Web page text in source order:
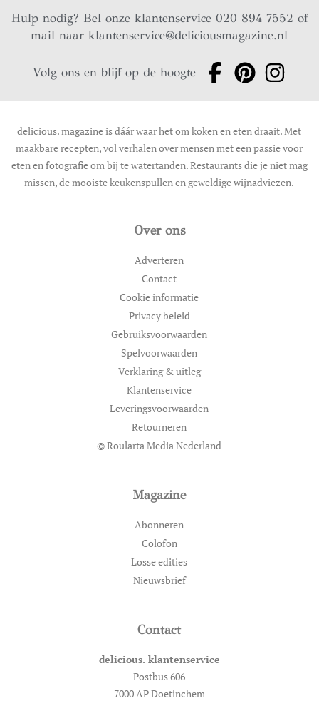
Hulp nodig? Bel onze klantenservice 020 894 7552 of
mail naarklantenservice@deliciousmagazine.nl
Volg ons en blijf op de hoogte
delicious. magazine is dáár waar het om koken en eten draait. Met
maakbare recepten, vol verhalen over mensen met een passie voor
eten en fotografie om bij te watertanden. Restaurants die je niet mag
missen, de mooiste keukenspullen en geweldige wijnadviezen.
Over ons
Adverteren
Contact
Cookie informatie
Privacy beleid
Gebruiksvoorwaarden
Spelvoorwaarden
Verklaring & uitleg
Klantenservice
Leveringsvoorwaarden
Retourneren
© Roularta Media Nederland
Magazine
Abonneren
Colofon
Losse edities
Nieuwsbrief
Contact
delicious. klantenservice
Postbus 606
7000 AP Doetinchem